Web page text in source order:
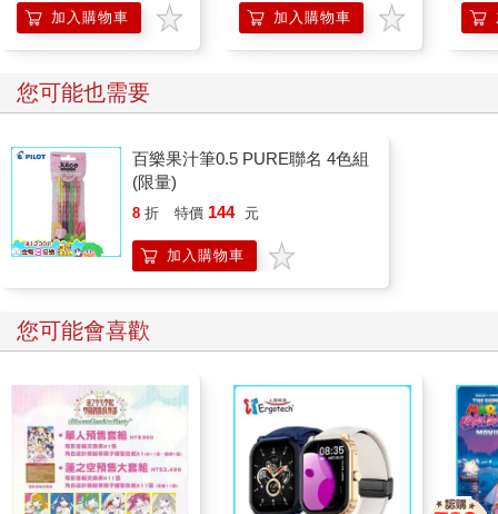
生故事集】
加入購物車 加入購物車
您可能也需要
百樂果汁筆0.5 PURE聯名 4色組
(限量)
8 折 特價 144 元
加入購物車
您可能會喜歡